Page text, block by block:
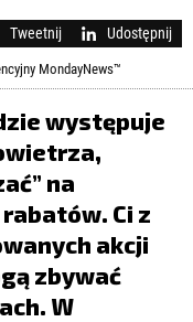
Tweetnij Udostępnij
MondayNews™
występuje
na
Ci z
akcji
zbywać
W